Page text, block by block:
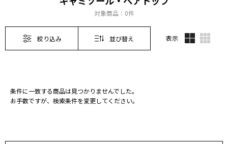
対象商品： 0件
絞り込み 並び替え 表示
条件に一致する商品は見つかりませんでした。
お手数ですが、検索条件を変更してください。